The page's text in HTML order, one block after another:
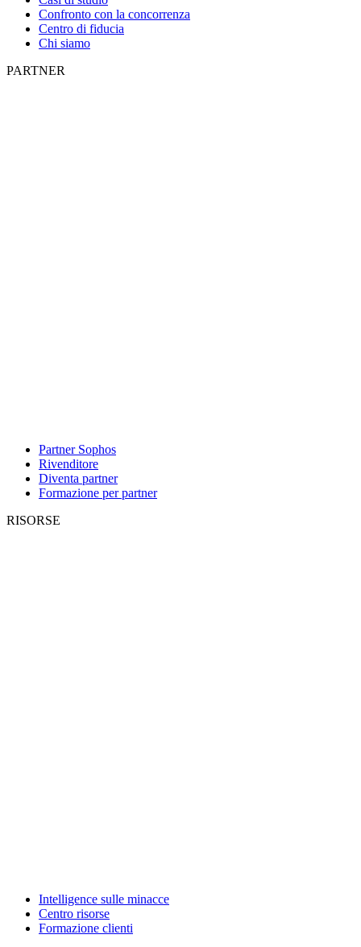
Confronto con la concorrenza
Centro di fiducia
Chi siamo
PARTNER
Partner Sophos
Rivenditore
Diventa partner
Formazione per partner
RISORSE
Intelligence sulle minacce
Centro risorse
Formazione clienti